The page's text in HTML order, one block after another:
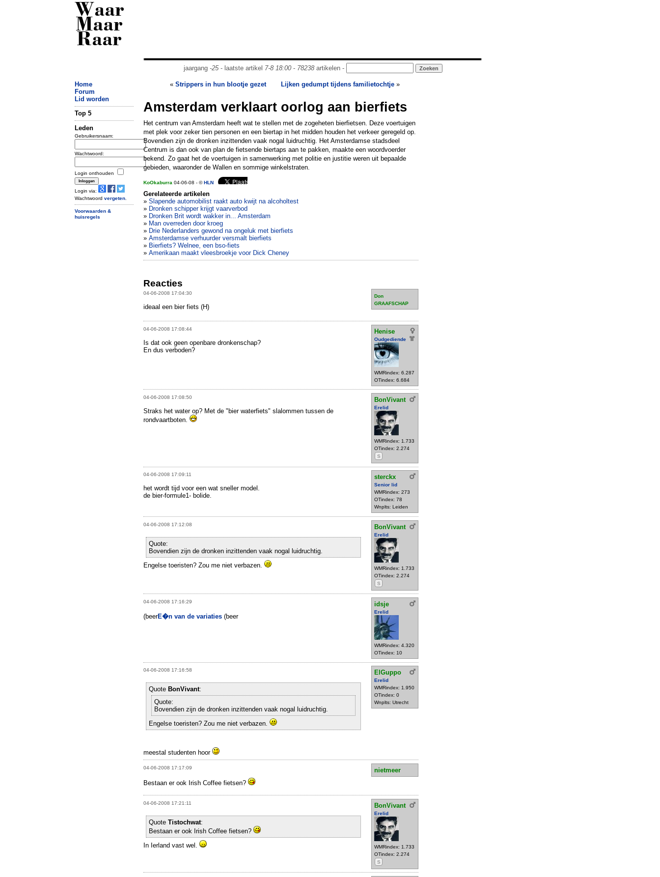
Waar
Maar
Raar
jaargang -25- laatste artikel 7-8 18:00- 78238artikelen -
Home
Forum
Lid worden
Top 5
Leden
Gebruikersnaam:
Wachtwoord:
Login onthouden
Login via:
Wachtwoord vergeten
Voorwaarden &
huisregels
« Strippers in hun blootje gezet Lijken gedumpt tijdens familietochtje »
Amsterdam verklaart oorlog aan bierfiets
Het centrum van Amsterdam heeft wat te stellen met de zogeheten bierfietsen. Deze voertuigen
met plek voor zeker tien personen en een biertap in het midden houden het verkeer geregeld op.
Bovendien zijn de dronken inzittenden vaak nogal luidruchtig. Het Amsterdamse stadsdeel
Centrum is dan ook van plan de fietsende biertaps aan te pakken, maakte een woordvoerder
bekend. Zo gaat het de voertuigen in samenwerking met politie en justitie weren uit bepaalde
gebieden, waaronder de Wallen en sommige winkelstraten.
KoOkaburra 04-06-08 - ©HLN
Gerelateerde artikelen
» Slapende automobilist raakt auto kwijt na alcoholtest
» Dronken schipper krijgt vaarverbod
» Dronken Brit wordt wakker in... Amsterdam
» Man overreden door kroeg
» Drie Nederlanders gewond na ongeluk met bierfiets
» Amsterdamse verhuurder versmalt bierfiets
» Bierfiets? Welnee, een bso-fiets
» Amerikaan maakt vleesbroekje voor Dick Cheney
Reacties
04-06-2008 17:04:30
Don
GRAAFSCHAP
ideaal een bier fiets (H)
04-06-2008 17:08:44 Henise
Oudgediende
WMRindex: 6.287
OTindex: 6.684
Is dat ook geen openbare dronkenschap?
En dus verboden?
04-06-2008 17:08:50 BonVivant
Erelid
WMRindex: 1.733
OTindex: 2.274
S
Straks het water op? Met de "bier waterfiets" slalommen tussen de
rondvaartboten.
04-06-2008 17:09:11 sterckx
Senior lid
WMRindex: 273
OTindex: 78
Wnplts: Leiden
het wordt tijd voor een wat sneller model.
de bier-formule1- bolide.
04-06-2008 17:12:08 BonVivant
Erelid
WMRindex: 1.733
OTindex: 2.274
S
Quote:
Bovendien zijn de dronken inzittenden vaak nogal luidruchtig.
Engelse toeristen? Zou me niet verbazen.
04-06-2008 17:16:29 idsje
Erelid
WMRindex: 4.320
OTindex: 10
(beerE�n van de variaties (beer
04-06-2008 17:16:58 ElGuppo
Erelid
WMRindex: 1.950
OTindex: 0
Wnplts: Utrecht
Quote BonVivant:
Quote:
Bovendien zijn de dronken inzittenden vaak nogal luidruchtig.
Engelse toeristen? Zou me niet verbazen.
meestal studenten hoor
04-06-2008 17:17:09
nietmeer
Bestaan er ook Irish Coffee fietsen?
04-06-2008 17:21:11 BonVivant
Erelid
WMRindex: 1.733
OTindex: 2.274
S
Quote Tistochwat:
Bestaan er ook Irish Coffee fietsen?
In Ierland vast wel.